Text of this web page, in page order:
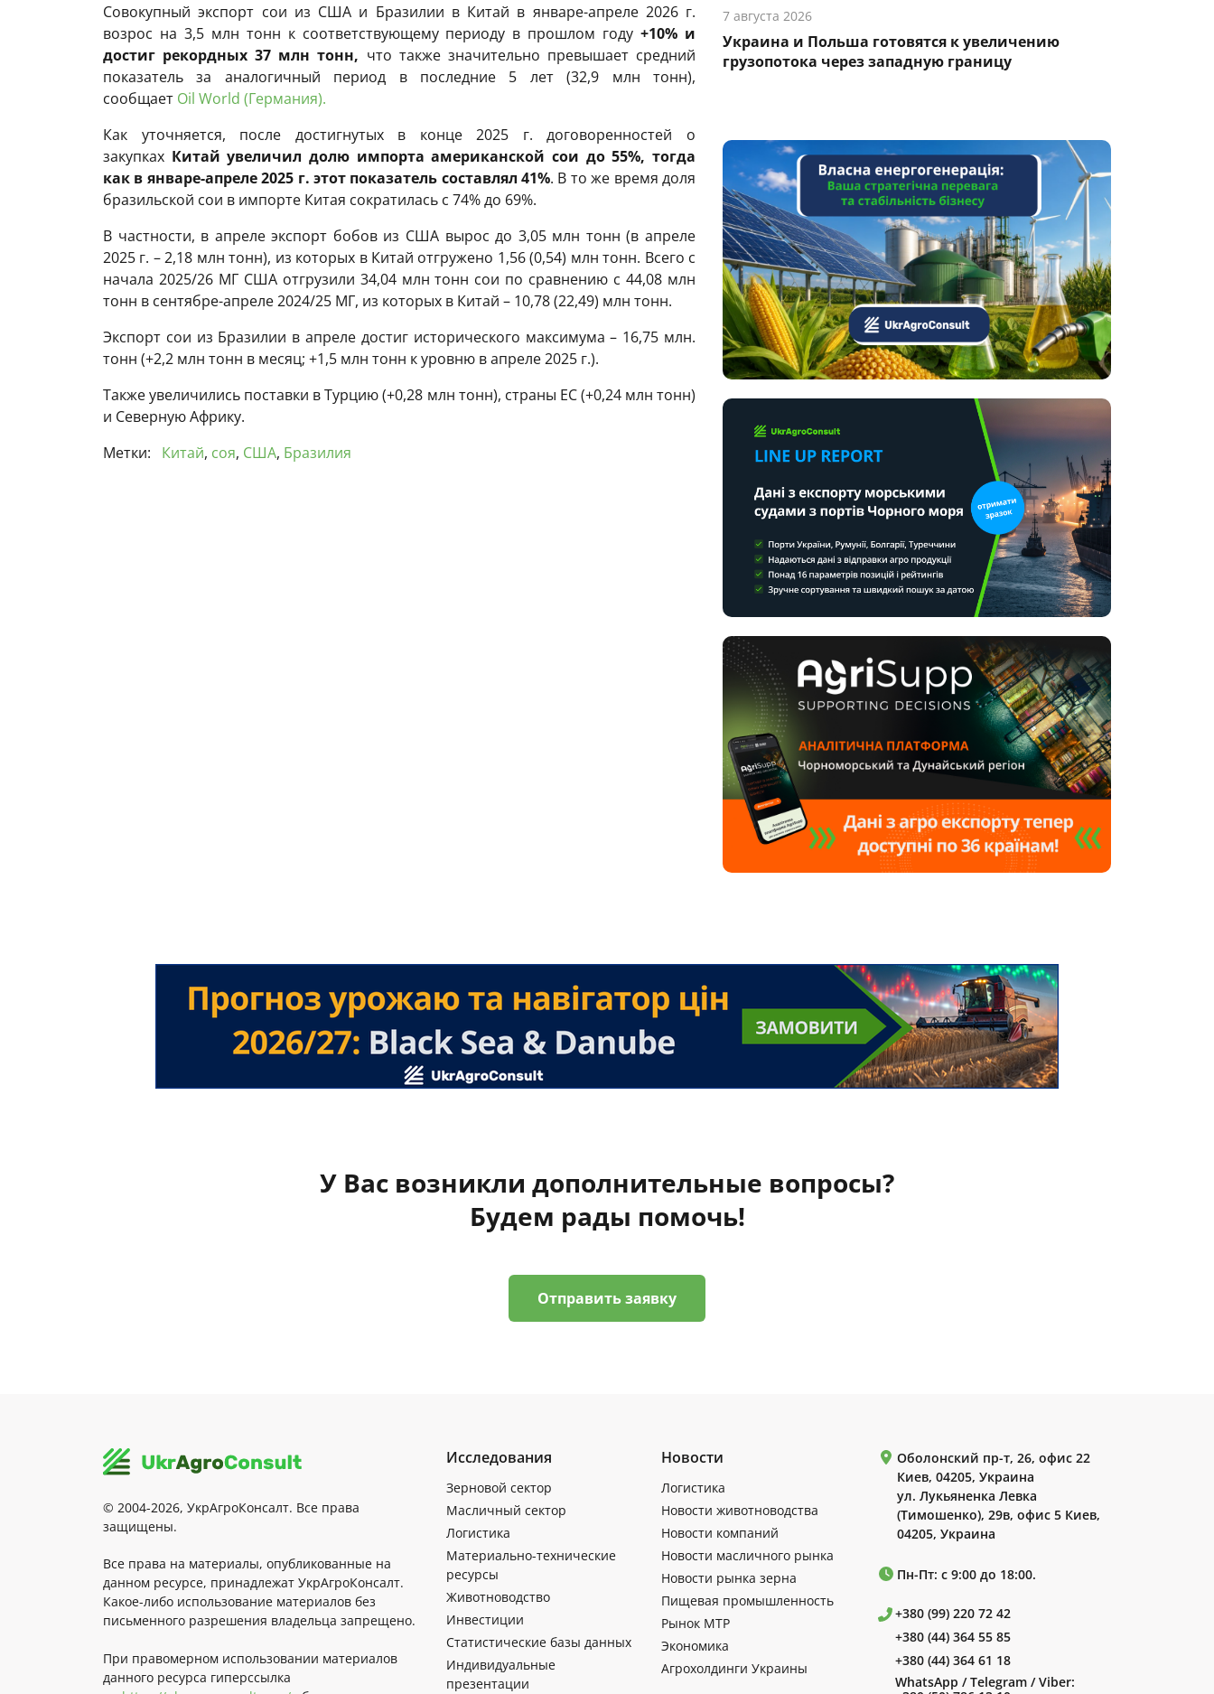
Совокупный экспорт сои из США и Бразилии в Китай в январе-апреле 2026 г.
возрос на 3,5 млн тонн к соответствующему периоду в прошлом году+10% и
достиг рекордных 37 млн тонн, что также значительно превышает средний
показатель за аналогичный период в последние 5 лет (32,9 млн тонн),
сообщает Oil World (Германия).
Как уточняется, после достигнутых в конце 2025 г. договоренностей о
закупках Китай увеличил долю импорта американской сои до 55%, тогда
как в январе-апреле 2025 г. этот показатель составлял 41%. В то же время доля
бразильской сои в импорте Китая сократилась с 74% до 69%.
В частности, в апреле экспорт бобов из США вырос до 3,05 млн тонн (в апреле
2025 г. – 2,18 млн тонн), из которых в Китай отгружено 1,56 (0,54) млн тонн. Всего с
начала 2025/26 МГ США отгрузили 34,04 млн тонн сои по сравнению с 44,08 млн
тонн в сентябре-апреле 2024/25 МГ, из которых в Китай – 10,78 (22,49) млн тонн.
Экспорт сои из Бразилии в апреле достиг исторического максимума – 16,75 млн.
тонн (+2,2 млн тонн в месяц; +1,5 млн тонн к уровню в апреле 2025 г.).
Также увеличились поставки в Турцию (+0,28 млн тонн), страны ЕС (+0,24 млн тонн)
и Северную Африку.
Метки:
Китай, соя, США, Бразилия
7 августа 2026
Украина и Польша готовятся к увеличению
грузопотока через западную границу
У Вас возникли дополнительные вопросы?
Будем рады помочь!
Отправить заявку
© 2004-2026, УкрАгроКонсалт. Все права
защищены.
Все права на материалы, опубликованные на
данном ресурсе, принадлежат УкрАгроКонсалт.
Какое-либо использование материалов без
письменного разрешения владельца запрещено.
При правомерном использовании материалов
данного ресурса гиперссылка
Исследования
Зерновой сектор
Масличный сектор
Логистика
Материально-технические
ресурсы
Животноводство
Инвестиции
Статистические базы данных
Индивидуальные
презентации
Новости
Логистика
Новости животноводства
Новости компаний
Новости масличного рынка
Новости рынка зерна
Пищевая промышленность
Рынок МТР
Экономика
Агрохолдинги Украины
Оболонский пр-т, 26, офис 22
Киев, 04205, Украина
ул. Лукьяненка Левка
(Тимошенко), 29в, офис 5 Киев,
04205, Украина
Пн-Пт: с 9:00 до 18:00.
+380 (99) 220 72 42
+380 (44) 364 55 85
+380 (44) 364 61 18
WhatsApp / Telegram / Viber: